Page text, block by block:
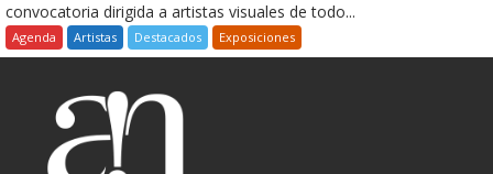
convocatoria dirigida a artistas visuales de todo...
Agenda Artistas Destacados Exposiciones